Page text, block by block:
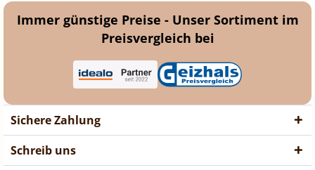
Immer günstige Preise - Unser Sortiment im
Preisvergleich bei
Sichere Zahlung
Schreib uns